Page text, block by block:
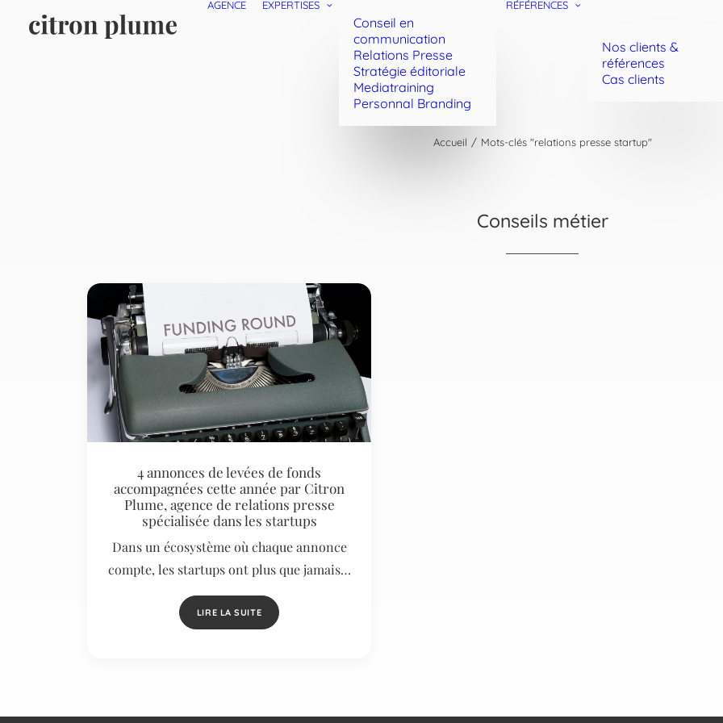
AGENCE EXPERTISES
Conseil en
communication
Relations Presse
Stratégie éditoriale
Mediatraining
Personnal Branding
RÉFÉRENCES
Nos clients &
références
Cas clients
Accueil Mots-clés "relations presse startup"
Conseils métier
4 annonces de levées de fonds
accompagnées cette année par Citron
Plume, agence de relations presse
spécialisée dans les startups
Dans un écosystème où chaque annonce
compte, les startups ont plus que jamais…
LIRE LA SUITE